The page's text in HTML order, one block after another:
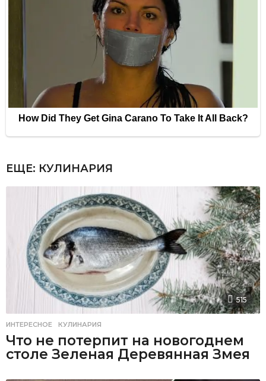
ЕЩЕ: КУЛИНАРИЯ
515
ИНТЕРЕСНОЕ ,КУЛИНАРИЯ
Что не потерпит на новогоднем
столе Зеленая Деревянная Змея